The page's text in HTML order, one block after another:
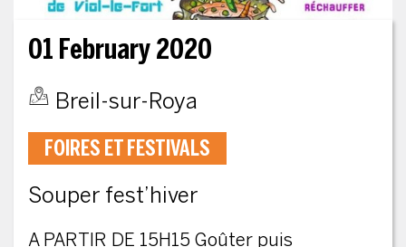
01 February 2020
Breil-sur-Roya
FOIRES ET FESTIVALS
Souper fest’hiver
A PARTIR DE 15H15 Goûter puis